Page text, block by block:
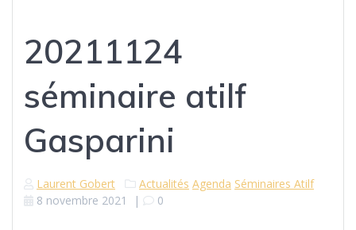
20211124
séminaire atilf
Gasparini
Laurent Gobert Actualités Agenda Séminaires Atilf
8 novembre 2021
| 0